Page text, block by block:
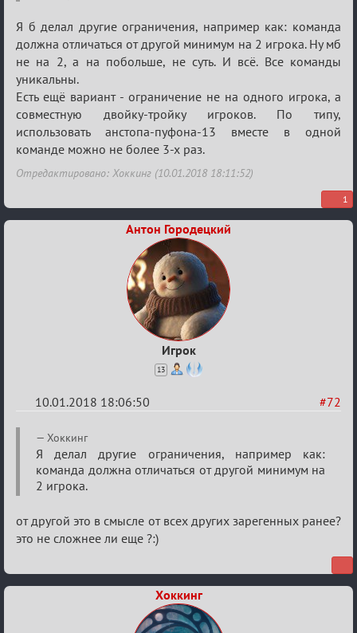
Я б делал другие ограничения, например как: команда
должна отличаться от другой минимум на 2 игрока. Ну мб
не на 2, а на побольше, не суть. И всё. Все команды
уникальны.
Есть ещё вариант - ограничение не на одного игрока, а
совместную двойку-тройку игроков. По типу,
использовать анстопа-пуфона-13 вместе в одной
команде можно не более 3-х раз.
Отредактировано: Хоккинг (10.01.2018 18:11:52)
1
Антон Городецкий
Игрок
13
#72
10.01.2018 18:06:50
Re:
Обсуждение
«Менеджер
Мафии»
Хоккинг
Я делал другие ограничения, например как:
команда должна отличаться от другой минимум на
2 игрока.
от другой это в смысле от всех других зарегенных ранее?
это не сложнее ли еще ?:)
Хоккинг